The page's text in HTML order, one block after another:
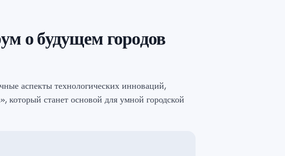
о будущем городов
аспекты технологических инноваций,
который станет основой для умной городской